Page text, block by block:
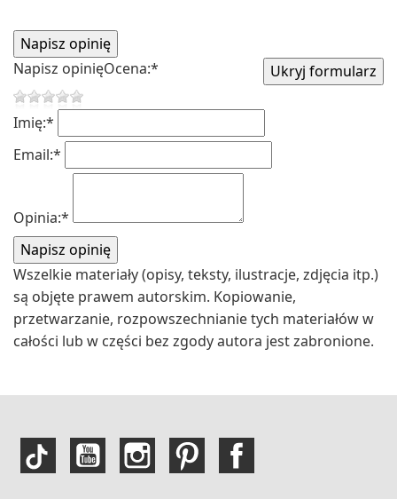
Napisz opinięOcena:*
Imię:*
Email:*
Opinia:*
Wszelkie materiały (opisy, teksty, ilustracje, zdjęcia itp.)
są objęte prawem autorskim. Kopiowanie,
przetwarzanie, rozpowszechnianie tych materiałów w
całości lub w części bez zgody autora jest zabronione.